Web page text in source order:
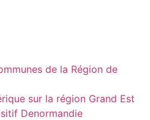
de la Région de
sur la région Grand Est
Denormandie